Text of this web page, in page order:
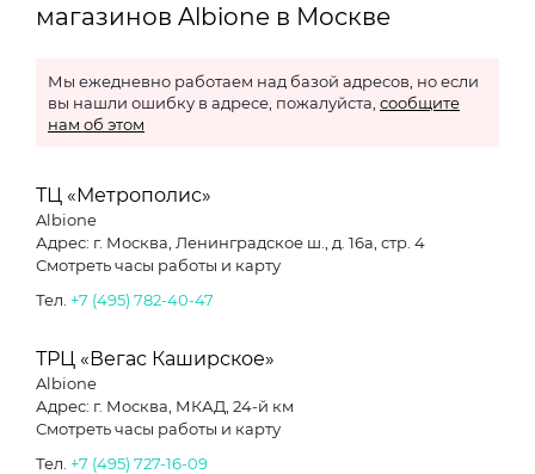
магазинов Albione в Москве
Мы ежедневно работаем над базой адресов, но если
вы нашли ошибку в адресе, пожалуйста, сообщите
нам об этом
ТЦ «Метрополис»
Albione
Адрес: г. Москва, Ленинградское ш., д. 16а, стр. 4
Смотреть часы работы и карту
Тел. +7 (495) 782-40-47
ТРЦ «Вегас Каширское»
Albione
Адрес: г. Москва, МКАД, 24-й км
Смотреть часы работы и карту
Тел. +7 (495) 727-16-09